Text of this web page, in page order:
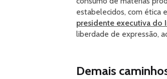
estabelecidos, com ética
presidente executiva do
liberdade de expressão,
Demais